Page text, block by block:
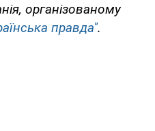
організованому
правда".